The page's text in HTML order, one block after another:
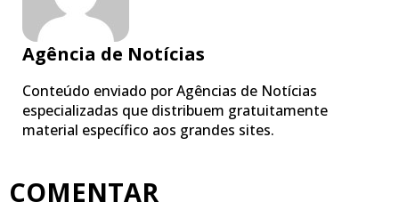
Agência de Notícias
Conteúdo enviado por Agências de Notícias
especializadas que distribuem gratuitamente
material específico aos grandes sites.
COMENTAR